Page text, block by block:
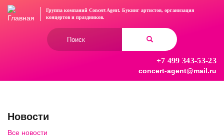
Перейти
Группа компаний Concert Agent. Букинг артистов, организация
концертови праздников.
+7 499 343-53-23
concert-agent@mail.ru
Новости
Все новости